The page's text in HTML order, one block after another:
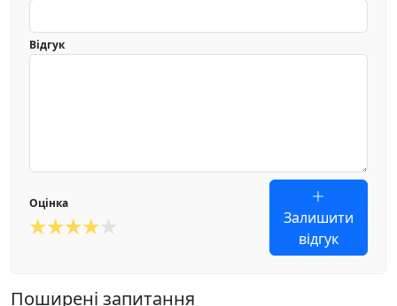
Відгук
Оцінка
Залишити
відгук
Поширені запитання